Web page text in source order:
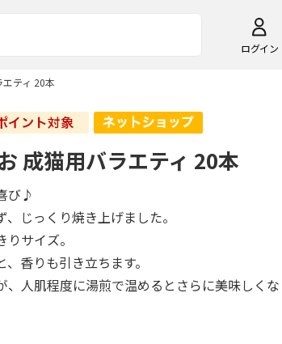
ログイン
ティ 20本
成猫用バラエティ 20本
び♪
、じっくり焼き上げました。
サイズ。
香りも引き立ちます。
、人肌程度に湯煎で温めるとさらに美味しくな